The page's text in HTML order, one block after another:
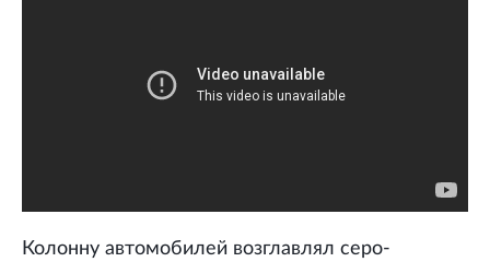
Колонну автомобилей возглавлял серо-